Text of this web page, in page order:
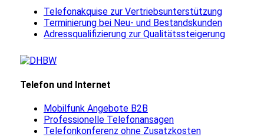
Telefonakquise zur Vertriebsunterstützung
Terminierung bei Neu- und Bestandskunden
Adressqualifizierung zur Qualitätssteigerung
Telefon und Internet
Mobilfunk Angebote B2B
Professionelle Telefonansagen
Telefonkonferenz ohne Zusatzkosten